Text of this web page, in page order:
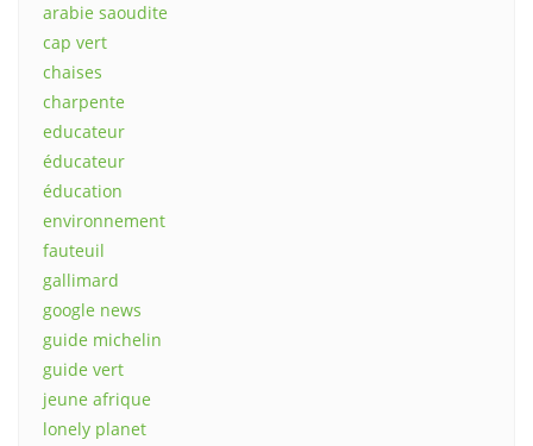
arabie saoudite
cap vert
chaises
charpente
educateur
éducateur
éducation
environnement
fauteuil
gallimard
google news
guide michelin
guide vert
jeune afrique
lonely planet